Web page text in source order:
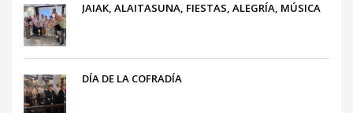
JAIAK, ALAITASUNA, FIESTAS, ALEGRÍA, MÚSICA
DÍA DE LA COFRADÍA